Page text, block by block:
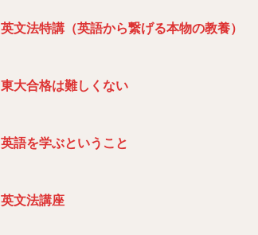
英文法特講（英語から繋げる本物の教養）
東大合格は難しくない
英語を学ぶということ
英文法講座